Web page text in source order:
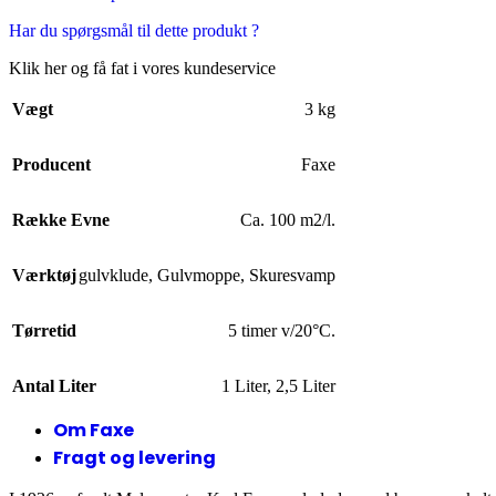
Har du spørgsmål til dette produkt ?
Klik her og få fat i vores kundeservice
Vægt 3 kg
Producent Faxe
Række Evne Ca. 100 m2/l.
Værktøjgulvklude, Gulvmoppe, Skuresvamp
Tørretid 5 timer v/20°C.
Antal Liter 1 Liter, 2,5 Liter
Om Faxe
Fragt og levering